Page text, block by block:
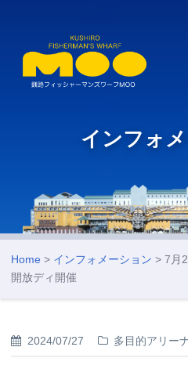
インフォ
Home > インフォメーション > 7月
開放ディ開催
2024/07/27 多目的アリー